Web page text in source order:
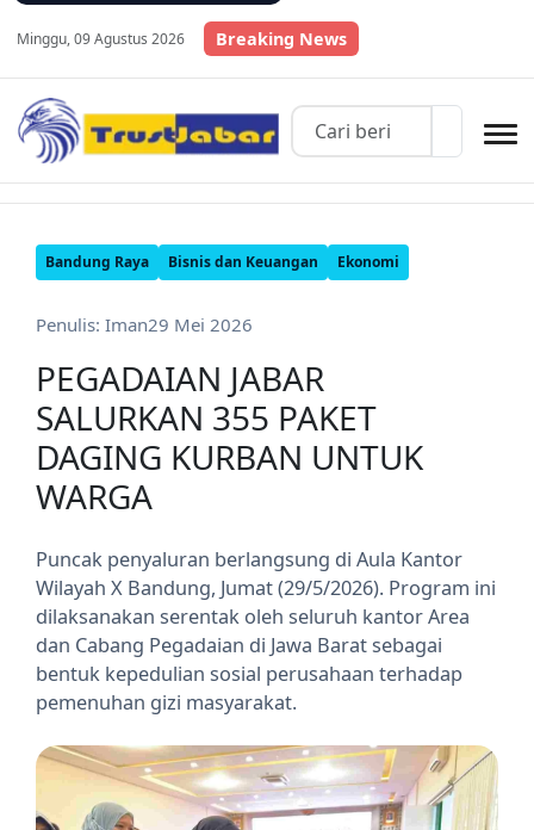
Minggu, 09 Agustus 2026 Breaking News
Bandung Raya Bisnis dan Keuangan Ekonomi
Penulis: Iman29 Mei 2026
PEGADAIAN JABAR
SALURKAN 355 PAKET
DAGING KURBAN UNTUK
WARGA
Puncak penyaluran berlangsung di Aula Kantor
Wilayah X Bandung, Jumat (29/5/2026). Program ini
dilaksanakan serentak oleh seluruh kantor Area
dan Cabang Pegadaian di Jawa Barat sebagai
bentuk kepedulian sosial perusahaan terhadap
pemenuhan gizi masyarakat.